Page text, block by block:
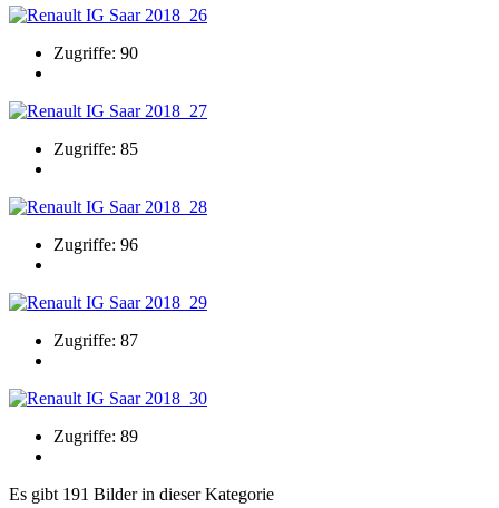
Zugriffe: 90
Zugriffe: 85
Zugriffe: 96
Zugriffe: 87
Zugriffe: 89
Es gibt 191 Bilder in dieser Kategorie